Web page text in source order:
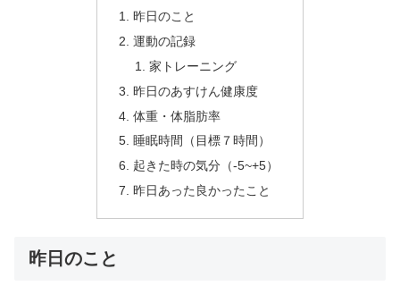
昨日のこと
運動の記録
家トレーニング
昨日のあすけん健康度
体重・体脂肪率
睡眠時間（目標７時間）
起きた時の気分（-5~+5）
昨日あった良かったこと
昨日のこと